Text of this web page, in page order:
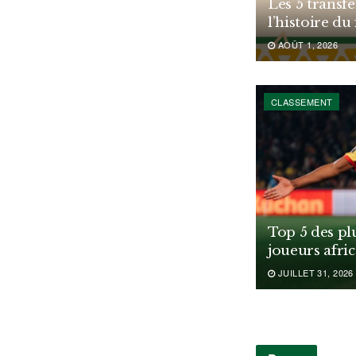
Les 5
l’histoire
AOÛT 1, 2026
CLASSEMENT
Top 5 des
joueurs
JUILLET 31, 2026